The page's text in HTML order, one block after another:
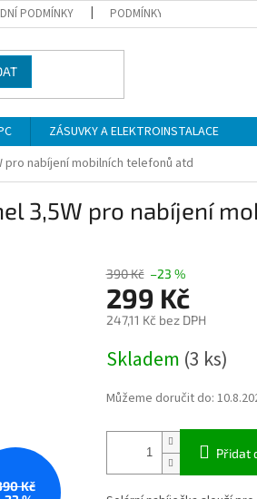
PODMÍNKY PODMÍNKY OCHRANY
ZÁSUVKY A ELEKTROINSTALACE
pro nabíjení mobilních telefonů atd
3,5W pro nabíjení
Kč
390 Kč –23 %
299 Kč
247,11 Kč bez DPH
cena:
Skladem (3 ks)
Můžeme doručit do:
Přidat